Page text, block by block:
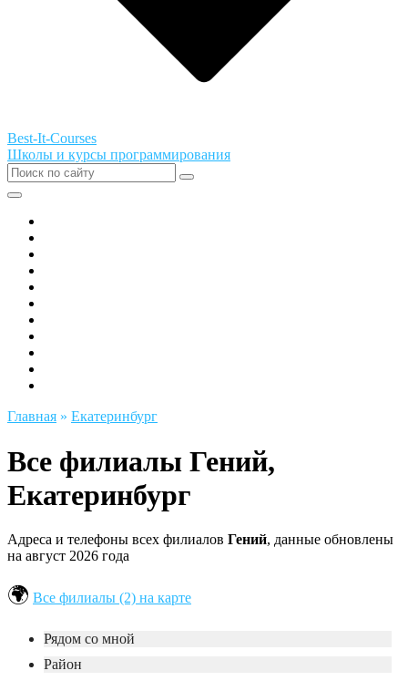
Best-It-Courses
Школы и курсы программирования
Главная » Екатеринбург
Все филиалы Гений,
Екатеринбург
Адреса и телефоны всех филиалов Гений, данные обновлены
на август 2026 года
Все филиалы (2) на карте
Рядом со мной
Район